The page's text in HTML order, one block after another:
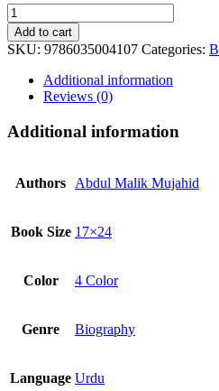
Suhail
Bin
Umaro
R.A
quantity
Add to cart
SKU: 9786035004107 Categories:
Additional information
Reviews (0)
Additional information
Authors Abdul Malik Mujahid
Book Size 17×24
Color 4 Color
Genre Biography
Language Urdu